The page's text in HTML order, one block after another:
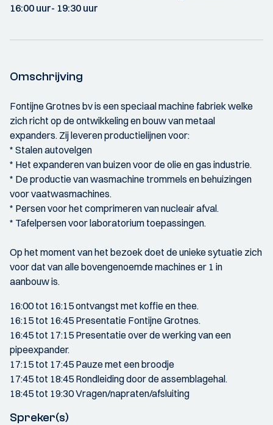
16:00 uur- 19:30 uur
Omschrijving
Fontijne Grotnes bv is een speciaal machine fabriek welke
zich richt op de ontwikkeling en bouw van metaal
expanders. Zij leveren productielijnen voor:
* Stalen autovelgen
* Het expanderen van buizen voor de olie en gas industrie.
* De productie van wasmachine trommels en behuizingen
voor vaatwasmachines.
* Persen voor het comprimeren van nucleair afval.
* Tafelpersen voor laboratorium toepassingen.
Op het moment van het bezoek doet de unieke sytuatie zich
voor dat van alle bovengenoemde machines er 1 in
aanbouw is.
16:00 tot 16:15 ontvangst met koffie en thee.
16:15 tot 16:45 Presentatie Fontijne Grotnes.
16:45 tot 17:15 Presentatie over de werking van een
pipeexpander.
17:15 tot 17:45 Pauze met een broodje
17:45 tot 18:45 Rondleiding door de assemblagehal.
18:45 tot 19:30 Vragen/napraten/afsluiting
Spreker(s)